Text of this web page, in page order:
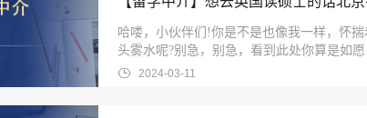
哈喽，小伙伴们!你是不是也像我一样，怀
头雾水呢?别急，别急，看到此处你算是如愿以偿了!因为
学中介的聚集地。你走在王府井、国贸那些
2024-03-11